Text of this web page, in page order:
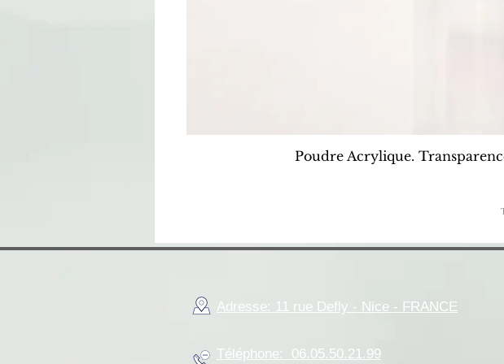
Poudre Acrylique.
Adresse: 11 rue Defly - Nice - FRANCE
Téléphone: 06.05.50.21.99